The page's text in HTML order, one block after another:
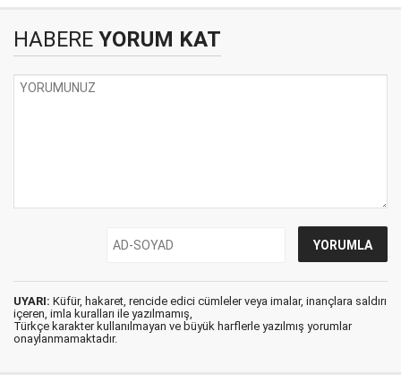
HABERE YORUM KAT
UYARI: Küfür, hakaret, rencide edici cümleler veya imalar, inançlara saldırı
içeren, imla kuralları ile yazılmamış,
Türkçe karakter kullanılmayan ve büyük harflerle yazılmış yorumlar
onaylanmamaktadır.